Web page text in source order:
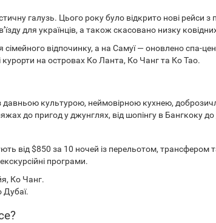
галузь. Цього року було відкрито нові рейси
для українців, а також скасовано низку
сімейного відпочинку, а на Самуї — оновлено спа-
на островах Ко Ланта, Ко Чанг та Ко Тао.
давньою культурою, неймовірною кухнею,
до пригод у джунглях, від шопінгу в Бангкоку
від $850 за 10 ночей із перельотом, трансфером
програми.
Ко Чанг.
Дубаї.